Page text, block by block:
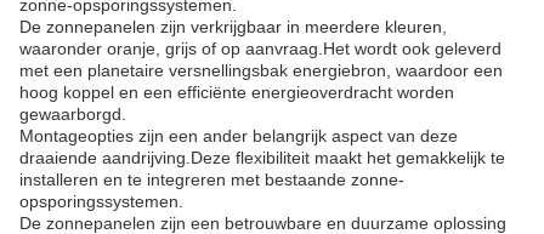
zonne-opsporingssystemen.
De zonnepanelen zijn verkrijgbaar in meerdere kleuren,
waaronder oranje, grijs of op aanvraag.Het wordt ook geleverd
met een planetaire versnellingsbak energiebron, waardoor een
hoog koppel en een efficiënte energieoverdracht worden
gewaarborgd.
Montageopties zijn een ander belangrijk aspect van deze
draaiende aandrijving.Deze flexibiliteit maakt het gemakkelijk te
installeren en te integreren met bestaande zonne-
opsporingssystemen.
De zonnepanelen zijn een betrouwbare en duurzame oplossing